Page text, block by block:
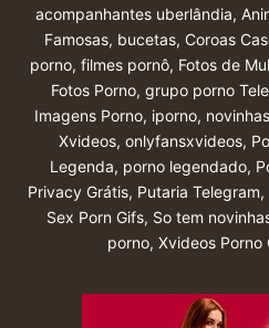
acompanhantes uberlândia,
Famosas, bucetas, Coroas
porno, filmes pornô, Fotos de
Fotos Porno, grupo porno
Imagens Porno, iporno,
Xvideos, onlyfansxvideos,
Legenda, porno legendado,
Privacy Grátis, Putaria Telegram,
Sex Porn Gifs, So tem
porno, Xvideos Porno